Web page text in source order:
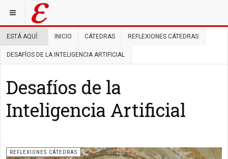
ESTÁ AQUÍ: INICIO CÁTEDRAS REFLEXIONES CÁTEDRAS
DESAFÍOS DE LA INTELIGENCIA ARTIFICIAL
Desafíos de la
Inteligencia Artificial
REFLEXIONES CÁTEDRAS